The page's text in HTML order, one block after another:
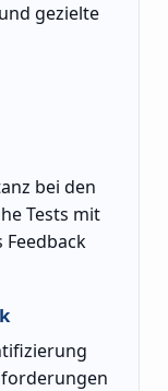
gezielte
bei den
Tests mit